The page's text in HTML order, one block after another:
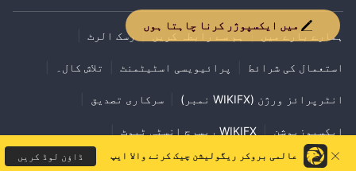
میں ایکسپوژر کرنا چاہتا ہوں
ہمارے بارے میں | ہم سے رابطہ کریں | رسک الرٹ
استعمال کی شرائط پرائیویسی اسٹیٹمنٹ تلاش کال۔
انٹرپرائز ورژن (WIKIFX نمبر) سرکاری تصدیق
ایکسپوزیوشن WIKIFX ریسرچ انسٹی ٹیوٹ
VPS استعمال کی مدد | کاروباری تعاون | علاقائی تقسیم
عالمی بروکر ریگولیشن چیک کرنے والا ایپ ڈاؤن لوڈ کریں